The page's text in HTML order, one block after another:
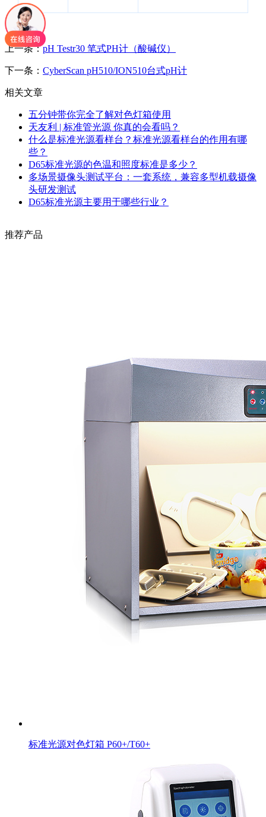
上一条：pH Testr30 笔式PH计（酸碱仪）
下一条： CyberScan pH510/ION510台式pH计
相关文章
五分钟带你完全了解对色灯箱使用
天友利 | 标准管光源 你真的会看吗？
什么是标准光源看样台？标准光源看样台的作用有哪
些？
D65标准光源的色温和照度标准是多少？
多场景摄像头测试平台：一套系统，兼容多型机载摄像
头研发测试
D65标准光源主要用于哪些行业？
推荐产品
标准光源对色灯箱 P60+/T60+